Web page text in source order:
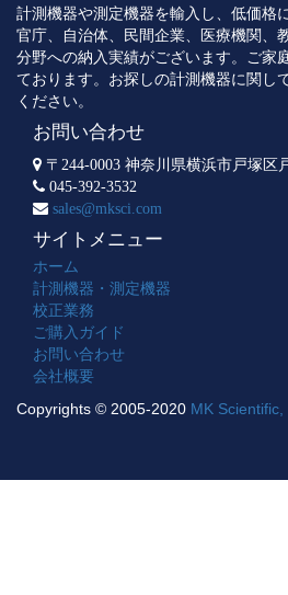
計測機器や測定機器を輸入し、低価格
官庁、自治体、民間企業、医療機関、
分野への納入実績がございます。ご家
ております。お探しの計測機器に関し
ください。
お問い合わせ
〒244-0003 神奈川県横浜市戸塚区
045-392-3532
sales@mksci.com
サイトメニュー
ホーム
計測機器・測定機器
校正業務
ご購入ガイド
お問い合わせ
会社概要
Copyrights © 2005-2020 MK Scientific,